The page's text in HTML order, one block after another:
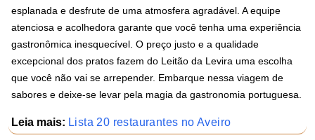
esplanada e desfrute de uma atmosfera agradável. A equipe
atenciosa e acolhedora garante que você tenha uma experiência
gastronômica inesquecível. O preço justo e a qualidade
excepcional dos pratos fazem do Leitão da Levira uma escolha
que você não vai se arrepender. Embarque nessa viagem de
sabores e deixe-se levar pela magia da gastronomia portuguesa.
Leia mais: Lista 20 restaurantes no Aveiro